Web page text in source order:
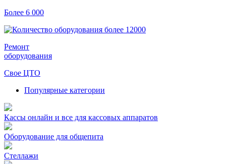
Более 6 000
Ремонт
оборудования
Свое ЦТО
Популярные категории
Кассы онлайн и все для кассовых аппаратов
Оборудование для общепита
Стеллажи